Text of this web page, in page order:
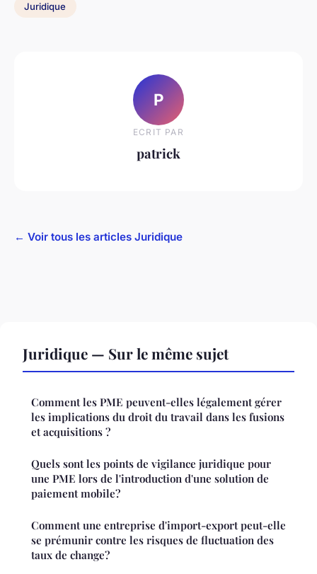
Juridique
P
ECRIT PAR
patrick
← Voir tous les articles Juridique
Juridique — Sur le même sujet
Comment les PME peuvent-elles légalement gérer
les implications du droit du travail dans les fusions
et acquisitions ?
Quels sont les points de vigilance juridique pour
une PME lors de l'introduction d'une solution de
paiement mobile?
Comment une entreprise d'import-export peut-elle
se prémunir contre les risques de fluctuation des
taux de change?